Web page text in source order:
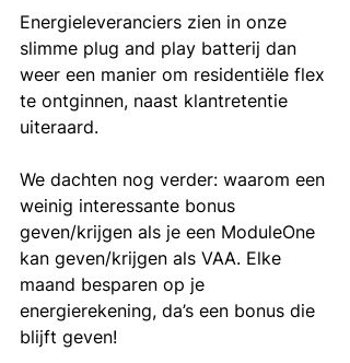
Energieleveranciers zien in onze
slimme plug and play batterij dan
weer een manier om residentiële flex
te ontginnen, naast klantretentie
uiteraard.
We dachten nog verder: waarom een
weinig interessante bonus
geven/krijgen als je een ModuleOne
kan geven/krijgen als VAA. Elke
maand besparen op je
energierekening, da’s een bonus die
blijft geven!